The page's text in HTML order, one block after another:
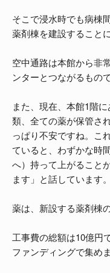
そこで浸水時でも病棟
薬剤棟を建設すること
空中通路は本館から非
ンターとつながるもの
また、現在、本館1階
類、全ての薬が保管さ
っぱり不安ですね。こ
ていると、わずかな時
へ）持って上がること
ます」と話しています。
薬は、新設する薬剤棟
工事費の総額は10億円
ファンディングで集めま